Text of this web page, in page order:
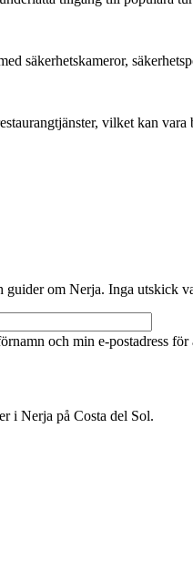
säkerhetskameror,
vilket kan vara
om Nerja. Inga utskick
och min e-postadress
i Nerja på Costa del Sol.